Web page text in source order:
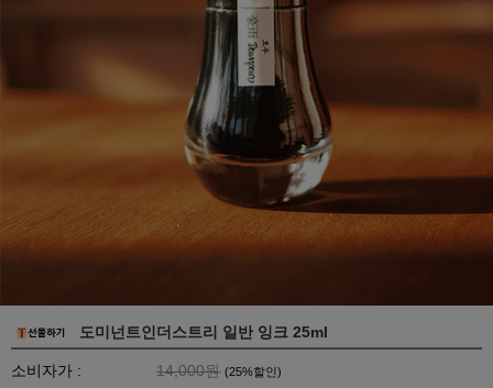
도미넌트인더스트리 일반 잉크 25ml
소비자가 : 14,000원 (25%할인)